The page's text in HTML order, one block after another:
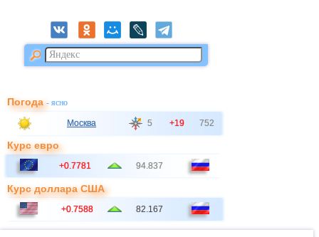
Погода- ясно
Москва 5 +19 752
Курс евро
+0.7781 94.837
Курс доллара США
+0.7588 82.167